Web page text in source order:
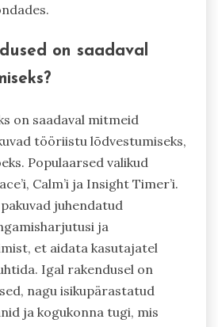
on saadaval
on saadaval mitmeid
tööriistu lõdvestumiseks,
Populaarsed valikud
Calm’i ja Insight Timer’i.
juhendatud
ja
et aidata kasutajatel
Igal rakendusel on
nagu isikupärastatud
ja kogukonna tugi, mis